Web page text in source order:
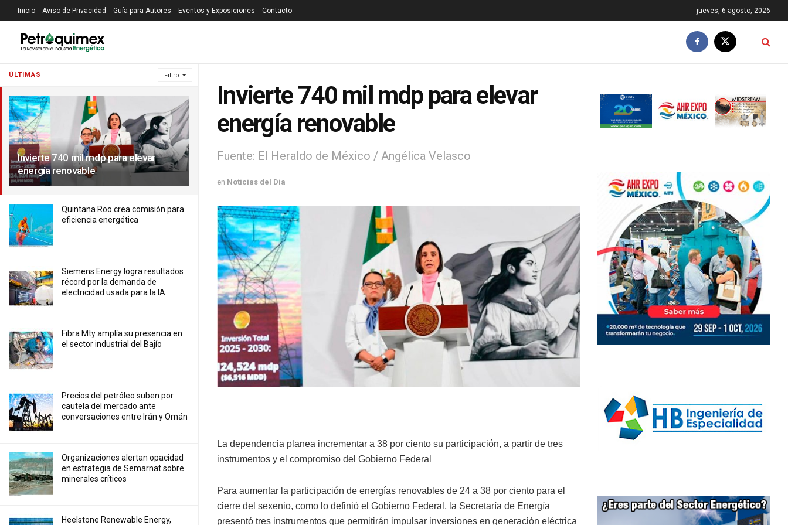
ÚLTIMAS Filtro
Invierte 740 mil mdp para elevar
energía renovable
Quintana Roo crea comisión para
eficiencia energética
Siemens Energy logra resultados
récord por la demanda de
electricidad usada para la IA
Fibra Mty amplía su presencia en
el sector industrial del Bajío
Precios ⁠del petróleo suben por
cautela del mercado ante
conversaciones entre Irán y Omán
Organizaciones alertan opacidad
en estrategia de Semarnat sobre
minerales críticos
Heelstone Renewable Energy,
Inicio Aviso de Privacidad Guía para Autores Eventos y Exposiciones Contacto jueves, 6 agosto, 2026
Invierte 740 mil mdp para elevar
energía renovable
Fuente: El Heraldo de México / Angélica Velasco
en Noticias del Día
La dependencia planea incrementar a 38 por ciento su participación, a partir de tres
instrumentos y el compromiso del Gobierno Federal
Para aumentar la participación de energías renovables de 24 a 38 por ciento para el
cierre del sexenio, como lo definió el Gobierno Federal, la Secretaría de Energía
presentó tres instrumentos que permitirán impulsar inversiones en generación eléctrica